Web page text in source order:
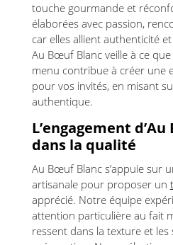
touche gourmande et
élaborées avec passion,
car elles allient authenticité
Au Bœuf Blanc veille à ce
menu contribue à créer une
pour vos invités, en misant
authentique.
L’engagement
dans la qualité
Au Bœuf Blanc s’appuie sur
artisanale pour proposer un
apprécié. Notre équipe
attention particulière au fait
ressent dans la texture et